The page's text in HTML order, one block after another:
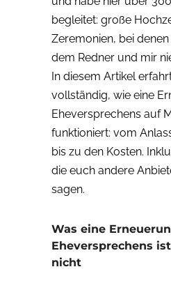
begleitet: große
Zeremonien, bei
dem Redner und mir
In diesem Artikel
vollständig, wie eine
Eheversprechens auf
funktioniert: vom
bis zu den Kosten.
die euch andere
sagen.
Was eine
Eheversprechens
nicht